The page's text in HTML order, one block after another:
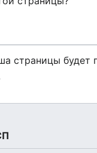
страницы будет